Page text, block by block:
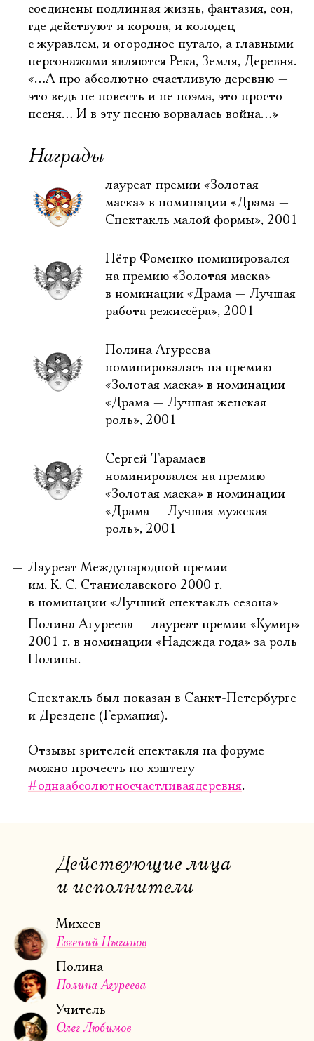
соединены подлинная жизнь, фантазия, сон,
где действуют и корова, и колодец
с журавлем, и огородное пугало, а главными
персонажами являются Река, Земля, Деревня.
«…А про абсолютно счастливую деревню —
это ведь не повесть и не поэма, это просто
песня… И в эту песню ворвалась война…»
Награды
лауреат премии «Золотая
маска» в номинации «Драма —
Спектакль малой формы», 2001
Пётр Фоменко номинировался
на премию «Золотая маска»
в номинации «Драма — Лучшая
работа режиссёра», 2001
Полина Агуреева
номинировалась на премию
«Золотая маска» в номинации
«Драма — Лучшая женская
роль», 2001
Сергей Тарамаев
номинировался на премию
«Золотая маска» в номинации
«Драма — Лучшая мужская
роль», 2001
Лауреат Международной премии
им. К. С. Станиславского 2000 г.
в номинации «Лучший спектакль сезона»
Полина Агуреева — лауреат премии «Кумир»
2001 г. в номинации «Надежда года» за роль
Полины.
Спектакль был показан в Санкт-Петербурге
и Дрездене (Германия).
Отзывы зрителей спектакля на форуме
можно прочесть по хэштегу
#однаабсолютносчастливаядеревня.
Действующие лица
и исполнители
Михеев
Евгений Цыганов
Полина
Полина Агуреева
Учитель
Олег Любимов